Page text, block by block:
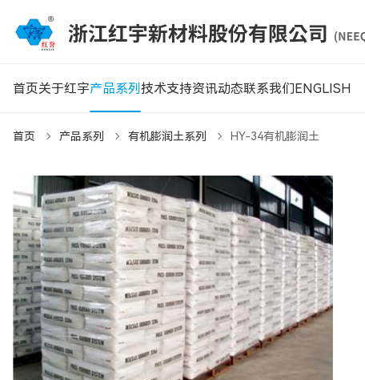
首页关于红宇产品系列 技术支持资讯动态联系我们ENGLISH
首页 产品系列 有机膨润土系列 HY-34有机膨润土